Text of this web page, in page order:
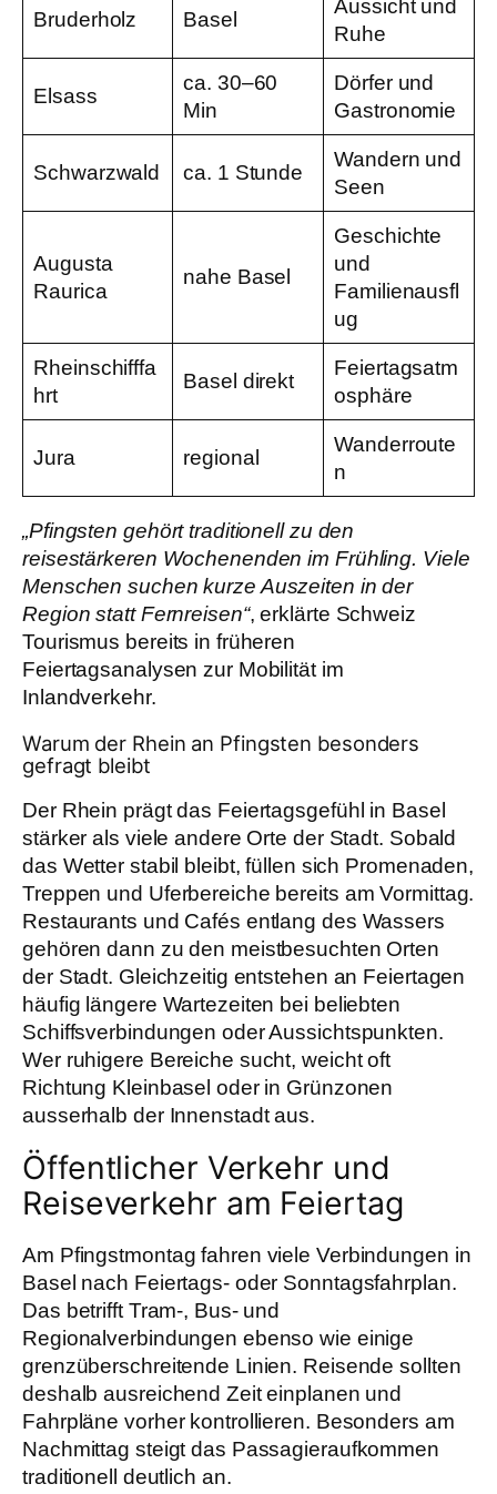
Bruderholz Basel
Aussicht und
Ruhe
Elsass
ca. 30–60
Min
Dörfer und
Gastronomie
Schwarzwald ca. 1 Stunde
Wandern und
Seen
Augusta
Raurica
nahe Basel
Geschichte
und
Familienausfl
ug
Rheinschifffa
hrt
Basel direkt
Feiertagsatm
osphäre
Jura regional
Wanderroute
n
„Pfingsten gehört traditionell zu den
reisestärkeren Wochenenden im Frühling. Viele
Menschen suchen kurze Auszeiten in der
Region statt Fernreisen“, erklärte Schweiz
Tourismus bereits in früheren
Feiertagsanalysen zur Mobilität im
Inlandverkehr.
Warum der Rhein an Pfingsten besonders
gefragt bleibt
Der Rhein prägt das Feiertagsgefühl in Basel
stärker als viele andere Orte der Stadt. Sobald
das Wetter stabil bleibt, füllen sich Promenaden,
Treppen und Uferbereiche bereits am Vormittag.
Restaurants und Cafés entlang des Wassers
gehören dann zu den meistbesuchten Orten
der Stadt. Gleichzeitig entstehen an Feiertagen
häufig längere Wartezeiten bei beliebten
Schiffsverbindungen oder Aussichtspunkten.
Wer ruhigere Bereiche sucht, weicht oft
Richtung Kleinbasel oder in Grünzonen
ausserhalb der Innenstadt aus.
Öffentlicher Verkehr und
Reiseverkehr am Feiertag
Am Pfingstmontag fahren viele Verbindungen in
Basel nach Feiertags- oder Sonntagsfahrplan.
Das betrifft Tram-, Bus- und
Regionalverbindungen ebenso wie einige
grenzüberschreitende Linien. Reisende sollten
deshalb ausreichend Zeit einplanen und
Fahrpläne vorher kontrollieren. Besonders am
Nachmittag steigt das Passagieraufkommen
traditionell deutlich an.